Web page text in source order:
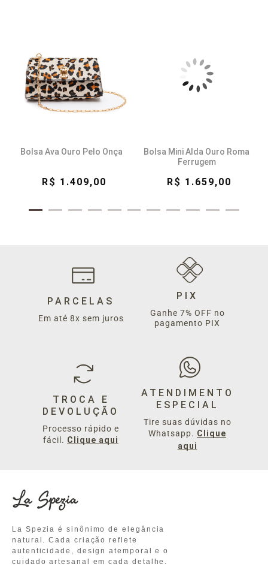
Bolsa Ava Ouro Pelo Onça
R$ 1.409,00
Bolsa Mini Alda Ouro Roma
Ferrugem
R$ 1.659,00
PARCELAS
Em até 8x sem juros
PIX
Ganhe 7% OFF no
pagamento PIX
TROCA E
DEVOLUÇÃO
Processo rápido e
fácil. Clique aqui
ATENDIMENTO
ESPECIAL
Tire suas dúvidas no
Whatsapp. Clique
aqui
La Spezia é sinônimo de elegância
natural. Cada criação reflete
autenticidade, design atemporal e o
cuidado artesanal em cada detalhe.